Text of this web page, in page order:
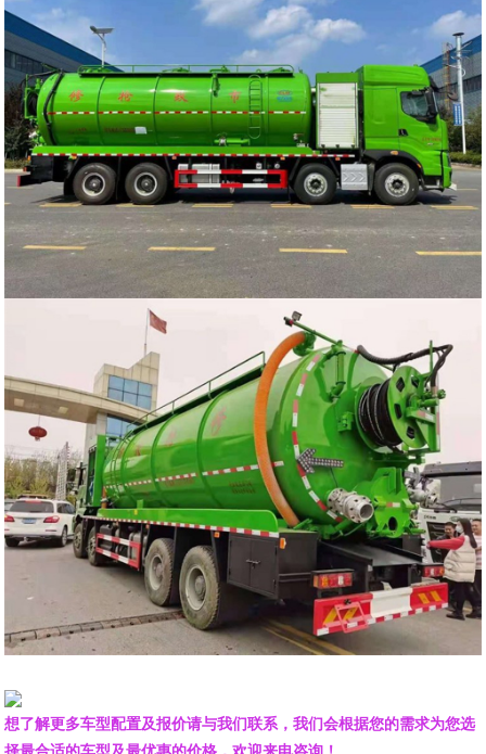
想了解更多车型配置及报价请与我们联系，我们会根据您的需求为您选